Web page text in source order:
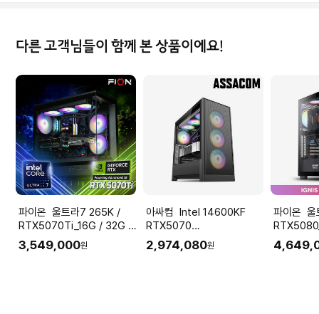
다른 고객님들이 함께 본 상품이에요!
파이온 울트라7 265K /
RTX5070Ti_16G / 32G /
SSD 1T 조립PC 게이밍 컴
퓨터 데스크탑 본체
3,549,000원
아싸컴 Intel 14600KF
RTX5070
12GB+32GB+1TB 조립PC
게이밍컴퓨터
2,974,080원
파이온 울트라9 285K /
SSD 1T
퓨터 데스